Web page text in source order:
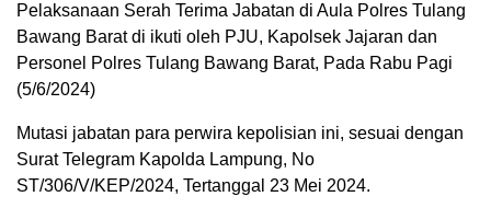
Pelaksanaan Serah Terima Jabatan di Aula Polres Tulang
Bawang Barat di ikuti oleh PJU, Kapolsek Jajaran dan
Personel Polres Tulang Bawang Barat, Pada Rabu Pagi
(5/6/2024)
Mutasi jabatan para perwira kepolisian ini, sesuai dengan
Surat Telegram Kapolda Lampung, No
ST/306/V/KEP/2024, Tertanggal 23 Mei 2024.